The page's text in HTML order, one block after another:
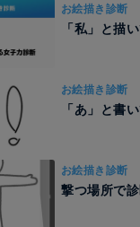
お絵描き診断
「私」と描
お絵描き診断
「あ」と書
お絵描き診断
撃つ場所で